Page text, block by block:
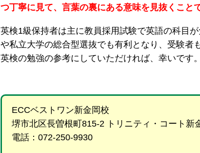
つ丁寧に見て、言葉の裏にある意味を見抜くことで
英検1級保持者は主に教員採用試験で英語の科目
や私立大学の総合型選抜でも有利となり、受験者
英検の勉強の参考にしていただければ、幸いです。
ECCベストワン新金岡校
堺市北区長曽根町815-2 トリニティ・コート新
電話：072-250-9930